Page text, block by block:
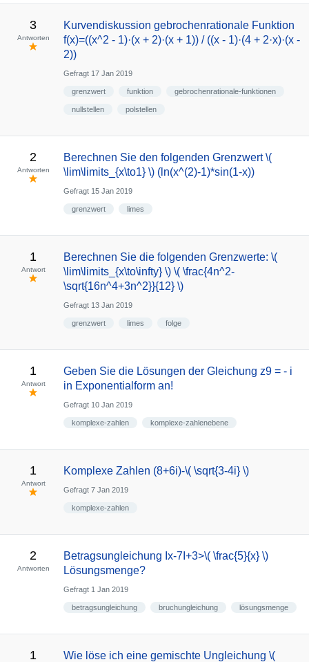
3
Antworten
Kurvendiskussion gebrochenrationale Funktion
f(x)=((x^2 - 1)·(x + 2)·(x + 1)) / ((x - 1)·(4 + 2·x)·(x -
2))
Gefragt 17 Jan 2019
grenzwert funktion gebrochenrationale-funktionen
nullstellen polstellen
2
Antworten
Berechnen Sie den folgenden Grenzwert \(
\lim\limits_{x\to1} \) (ln(x^(2)-1)*sin(1-x))
Gefragt 15 Jan 2019
grenzwert limes
1
Antwort
Berechnen Sie die folgenden Grenzwerte: \(
\lim\limits_{x\to\infty} \) \( \frac{4n^2-
\sqrt{16n^4+3n^2}}{12} \)
Gefragt 13 Jan 2019
grenzwert limes folge
1
Antwort
Geben Sie die Lösungen der Gleichung z9 = - i
in Exponentialform an!
Gefragt 10 Jan 2019
komplexe-zahlen komplexe-zahlenebene
1
Antwort
Komplexe Zahlen (8+6i)-\( \sqrt{3-4i} \)
Gefragt 7 Jan 2019
komplexe-zahlen
2
Antworten
Betragsungleichung Ix-7I+3>\( \frac{5}{x} \)
Lösungsmenge?
Gefragt 1 Jan 2019
betragsungleichung bruchungleichung lösungsmenge
1
Wie löse ich eine gemischte Ungleichung \(